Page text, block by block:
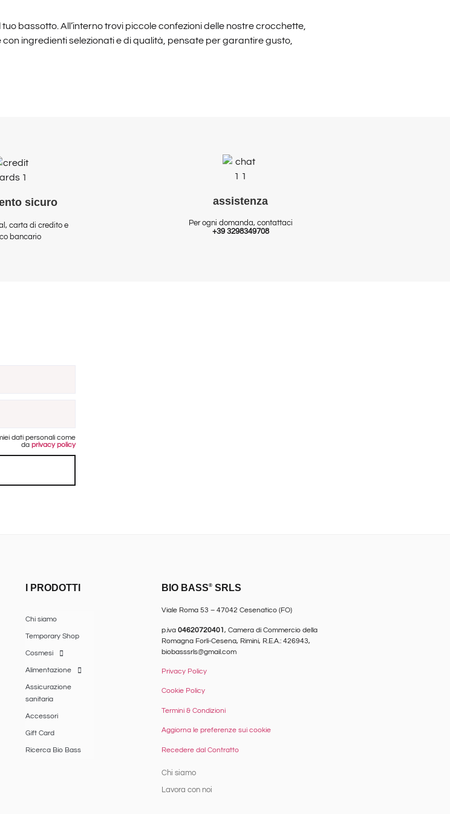
bassotto. All’interno trovi piccole confezioni delle nostre crocchette,
ingredienti selezionati e di qualità, pensate per garantire gusto,
sicuro
carta di credito e
bancario
assistenza
Per ogni domanda, contattaci
+39 3298349708
dati personali come
da privacy policy
I PRODOTTI
Chi siamo
Temporary Shop
Cosmesi
Alimentazione
Assicurazione
sanitaria
Accessori
Gift Card
Ricerca Bio Bass
BIO BASS®SRLS
Viale Roma 53 – 47042 Cesenatico (FO)
p.iva04620720401, Camera di Commercio della
Romagna Forlì-Cesena, Rimini, R.E.A.: 426943,
biobasssrls@gmail.com
Privacy Policy
Cookie Policy
Termini & Condizioni
Aggiorna le preferenze sui cookie
Recedere dal Contratto
Chi siamo
Lavora con noi